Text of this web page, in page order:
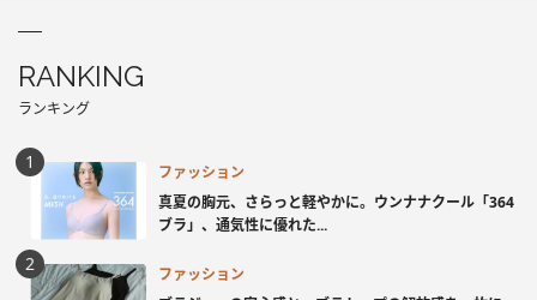
RANKING
ランキング
ファッション
真夏の胸元、さらっと軽やかに。ウンナナクール「364
ブラ」、通気性に優れた...
ファッション